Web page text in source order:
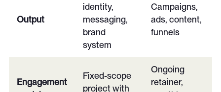
Output
identity,
messaging,
brand
system
Campaigns,
ads, content,
funnels
Engagement
Fixed-scope
project with
Ongoing
retainer,